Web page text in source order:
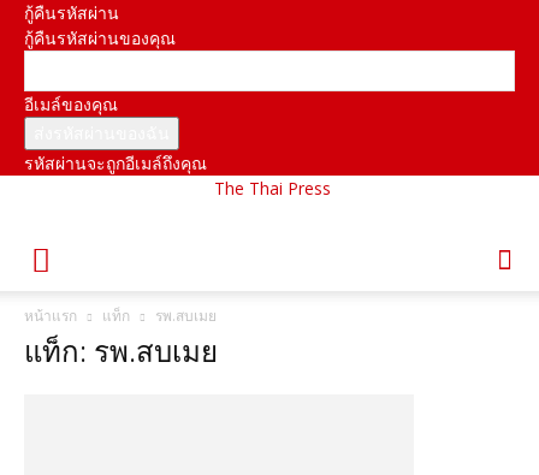
กู้คืนรหัสผ่าน
กู้คืนรหัสผ่านของคุณ
อีเมล์ของคุณ
รหัสผ่านจะถูกอีเมล์ถึงคุณ
The Thai Press
หน้าแรก แท็ก รพ.สบเมย
แท็ก: รพ.สบเมย